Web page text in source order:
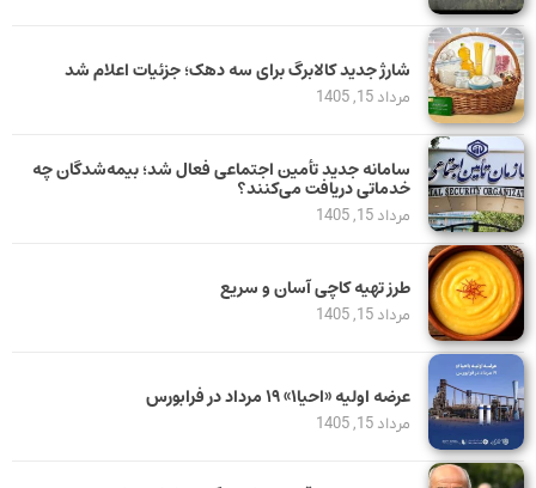
شارژ جدید کالابرگ برای سه دهک؛ جزئیات اعلام شد
مرداد 15, 1405
سامانه جدید تأمین اجتماعی فعال شد؛ بیمه‌شدگان چه
خدماتی دریافت می‌کنند؟
مرداد 15, 1405
طرز تهیه کاچی آسان و سریع
مرداد 15, 1405
عرضه اولیه «احیا۱» ۱۹ مرداد در فرابورس
مرداد 15, 1405